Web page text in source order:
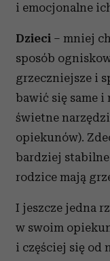
i emocjonalne
Dzieci – mniej
sposób
grzeczniejsze i
bawić się same
świetne
opiekunów).
bardziej
rodzice mają
I jeszcze jedna
w swoim
i częściej się od